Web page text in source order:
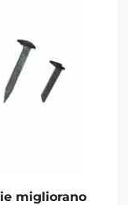
migliorano